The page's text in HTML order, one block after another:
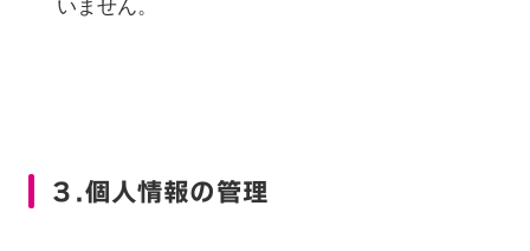
いません。
３.個人情報の管理